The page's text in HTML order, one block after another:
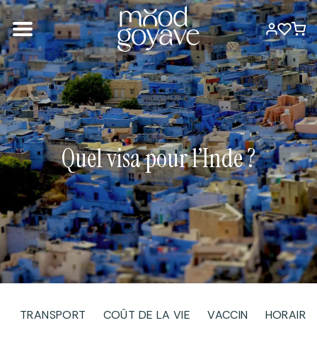
Quel visa pour l’Inde ?
TRANSPORT COÛT DE LA VIE VACCIN HORAIRE